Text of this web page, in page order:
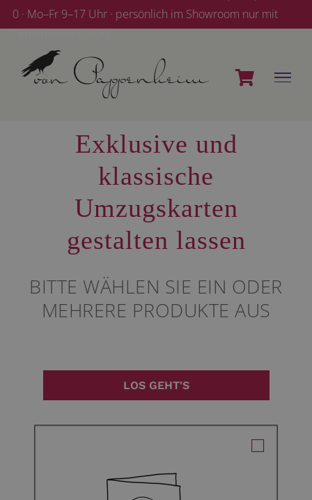
Zum
Inhalt
0 · Mo–Fr 9–17 Uhr · persönlich im Showroom nur mit
Terminvereinbarung
Exklusive und
klassische
Umzugskarten
gestalten lassen
BITTE WÄHLEN SIE EIN ODER
MEHRERE PRODUKTE AUS
LOS GEHT'S